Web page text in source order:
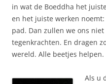
in wat de Boeddha het
en het juiste werken
pad. Dan zullen we ons
tegenkrachten. En dragen
wereld. Alle beetjes helpen.
Als u